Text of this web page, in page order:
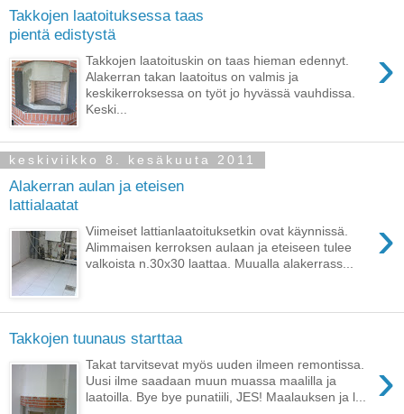
Takkojen laatoituksessa taas
pientä edistystä
›
Takkojen laatoituskin on taas hieman edennyt.
Alakerran takan laatoitus on valmis ja
keskikerroksessa on työt jo hyvässä vauhdissa.
Keski...
keskiviikko 8. kesäkuuta 2011
Alakerran aulan ja eteisen
lattialaatat
›
Viimeiset lattianlaatoituksetkin ovat käynnissä.
Alimmaisen kerroksen aulaan ja eteiseen tulee
valkoista n.30x30 laattaa. Muualla alakerrass...
Takkojen tuunaus starttaa
›
Takat tarvitsevat myös uuden ilmeen remontissa.
Uusi ilme saadaan muun muassa maalilla ja
laatoilla. Bye bye punatiili, JES! Maalauksen ja l...